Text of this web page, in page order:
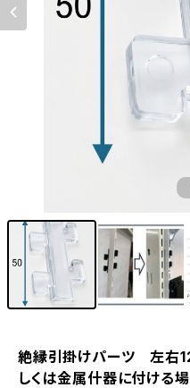
絶縁引掛けパーツ 左右
しくは金属什器に付ける場